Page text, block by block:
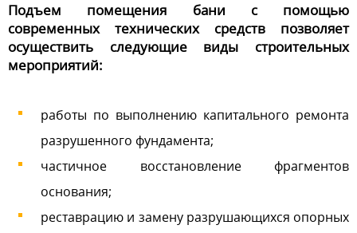
Подъем помещения бани с помощью
современных технических средств позволяет
осуществить следующие виды строительных
мероприятий:
работы по выполнению капитального ремонта
разрушенного фундамента;
частичное восстановление фрагментов
основания;
реставрацию и замену разрушающихся опорных